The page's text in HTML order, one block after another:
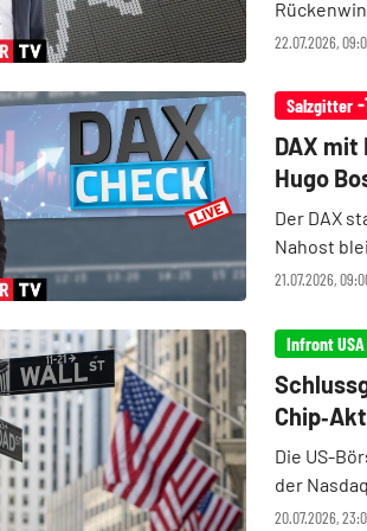
22.07.2026,
Salzgitter -
21.07.2026,
DAX
Hugo
Der DAX
Nahost
neue
20.07.2026,
Die US-
der
konnte,